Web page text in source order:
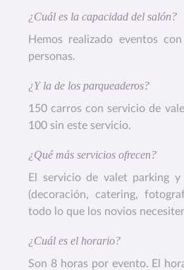
¿Cuál es la capacidad del salón?
Hemos realizado eventos
personas.
¿Y la de los parqueaderos?
150 carros con servicio de
100 sin este servicio.
¿Qué más servicios ofrecen?
El servicio de valet parking
(decoración, catering,
todo lo que los novios
¿Cuál es el horario?
Son 8 horas por evento. El